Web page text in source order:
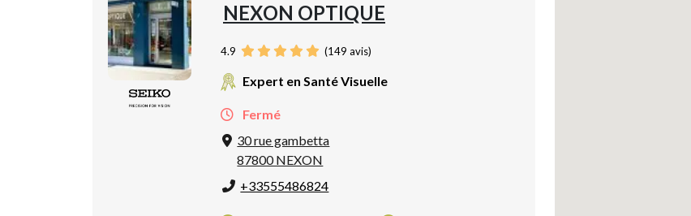
NEXON OPTIQUE
4.9 (149 avis)
Expert en Santé Visuelle
Fermé
30 rue gambetta
87800 NEXON
+33555486824